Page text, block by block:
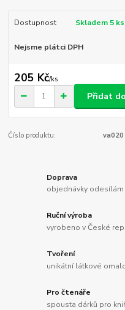
Dostupnost Skladem 5 ks
Nejsme plátci DPH
205 Kč/ks
Přidat
Číslo produktu: va020
Doprava
objednávky
Ruční výroba
vyrobeno v České
Tvoření
unikátní látkové
Pro čtenáře
spousta dárků pro